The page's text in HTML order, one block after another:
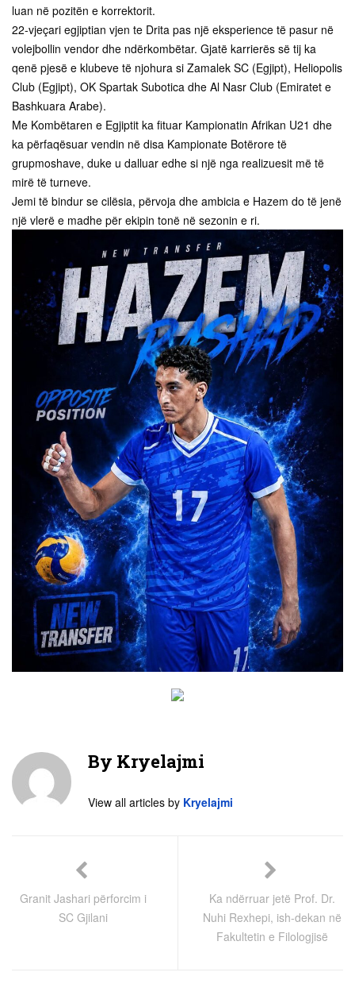
luan në pozitën e korrektorit.
22-vjeçari egjiptian vjen te Drita pas një eksperience të pasur në
volejbollin vendor dhe ndërkombëtar. Gjatë karrierës së tij ka
qenë pjesë e klubeve të njohura si Zamalek SC (Egjipt), Heliopolis
Club (Egjipt), OK Spartak Subotica dhe Al Nasr Club (Emiratet e
Bashkuara Arabe).
Me Kombëtaren e Egjiptit ka fituar Kampionatin Afrikan U21 dhe
ka përfaqësuar vendin në disa Kampionate Botërore të
grupmoshave, duke u dalluar edhe si një nga realizuesit më të
mirë të turneve.
Jemi të bindur se cilësia, përvoja dhe ambicia e Hazem do të jenë
një vlerë e madhe për ekipin tonë në sezonin e ri.
By Kryelajmi
View all articles by Kryelajmi
Granit Jashari përforcim i
SC Gjilani
Ka ndërruar jetë Prof. Dr.
Nuhi Rexhepi, ish-dekan në
Fakultetin e Filologjisë